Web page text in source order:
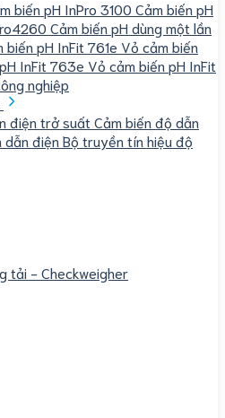
biến pH InPro 3100 Cảm biến pH
Cảm biến pH dùng một lần
biến pH InFit 761e Vỏ cảm biến
InFit 763e Vỏ cảm biến pH InFit
nghiệp
điện trở suất Cảm biến độ dẫn
dẫn điện Bộ truyền tín hiệu độ
tải - Checkweigher